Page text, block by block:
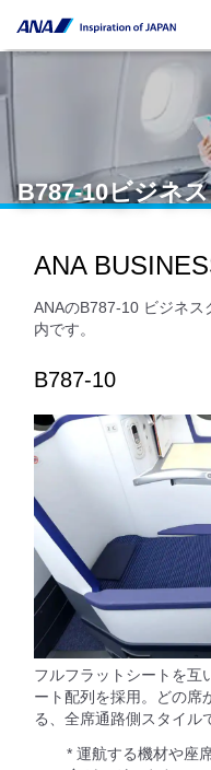
B787-10ビジネ
ANA
ANAのB787-10 ビジネス
内です。
B787-10
フルフラットシートを互
ート配列を採用。どの席
る、全席通路側スタイル
* 運航する機材や座